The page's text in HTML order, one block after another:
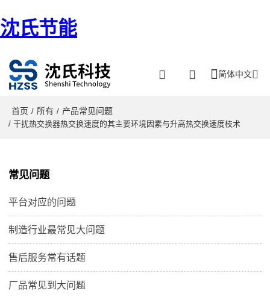
沈氏节能
简体中文
首页 / 所有 / 产品常见问题
/ 干扰热交换器热交换速度的其主要环境因素与升高热交换速度枝术
常见问题
平台对应的问题
制造行业最常见大问题
售后服务常有话题
厂品常见到大问题